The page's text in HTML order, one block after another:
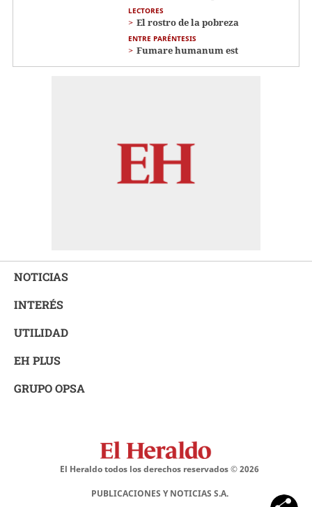
LECTORES
El rostro de la pobreza
ENTRE PARÉNTESIS
Fumare humanum est
NOTICIAS
INTERÉS
UTILIDAD
EH PLUS
GRUPO OPSA
El Heraldo todos los derechos reservados ©2026
PUBLICACIONES Y NOTICIAS S.A.